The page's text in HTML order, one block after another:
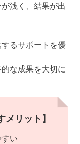
浅く、結果が出
するサポートを優
な成果を大切に
メリット】
い